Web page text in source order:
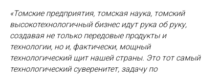
«Томские предприятия, томская наука, томский
высокотехнологичный бизнес идут рука об руку,
создавая не только передовые продукты и
технологии, но и, фактически, мощный
технологический щит нашей страны. Это тот самый
технологический суверенитет, задачу по